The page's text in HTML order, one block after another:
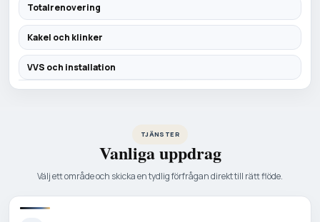
Totalrenovering
Kakel och klinker
VVS och installation
TJÄNSTER
Vanliga uppdrag
Välj ett område och skicka en tydlig förfrågan direkt till rätt flöde.